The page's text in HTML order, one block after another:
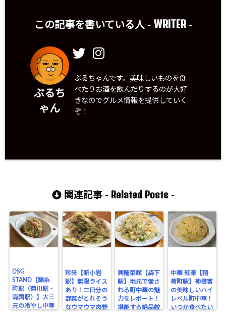
この記事を書いている人 - WRITER-
ぶるち
ゃん
ぶるちゃんです。美味しいものを食
べたりお酒を飲んだりするのが大好
きなのでグルメ情報を提供していく
ぞ！
関連記事 - Related Posts-
DSG
STAND【錦糸
町駅（菊川駅・
両国駅）】大三
元の冷やし中華
珍来【新小岩
駅】無限ライス
あり！二日分の
野菜がとれそう
なウマウマ肉野
興隆菜館【森下
駅】地元で愛さ
れる町中華の魅
力をレポート！
堪能する絶品餃
中華 紅楽【稲
荷町駅】神接客
の美味しいハイ
レベル町中華！
いつか食べたい